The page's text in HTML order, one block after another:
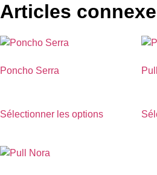
Articles
Poncho Serra
Sélectionner les options